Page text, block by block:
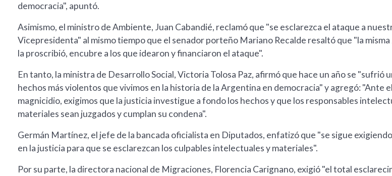
democracia", apuntó.
Asimismo, el ministro de Ambiente, Juan Cabandié, reclamó que "se esclarezca el ataque a
Vicepresidenta" al mismo tiempo que el senador porteño Mariano Recalde resaltó que "la misma
la proscribió, encubre a los que idearon y financiaron el ataque".
En tanto, la ministra de Desarrollo Social, Victoria Tolosa Paz, afirmó que hace un año se "sufrió
hechos más violentos que vivimos en la historia de la Argentina en democracia" y agregó: "Ante
magnicidio, exigimos que la justicia investigue a fondo los hechos y que los responsables
materiales sean juzgados y cumplan su condena".
Germán Martínez, el jefe de la bancada oficialista en Diputados, enfatizó que "se sigue
en la justicia para que se esclarezcan los culpables intelectuales y materiales".
Por su parte, la directora nacional de Migraciones, Florencia Carignano, exigió "el total